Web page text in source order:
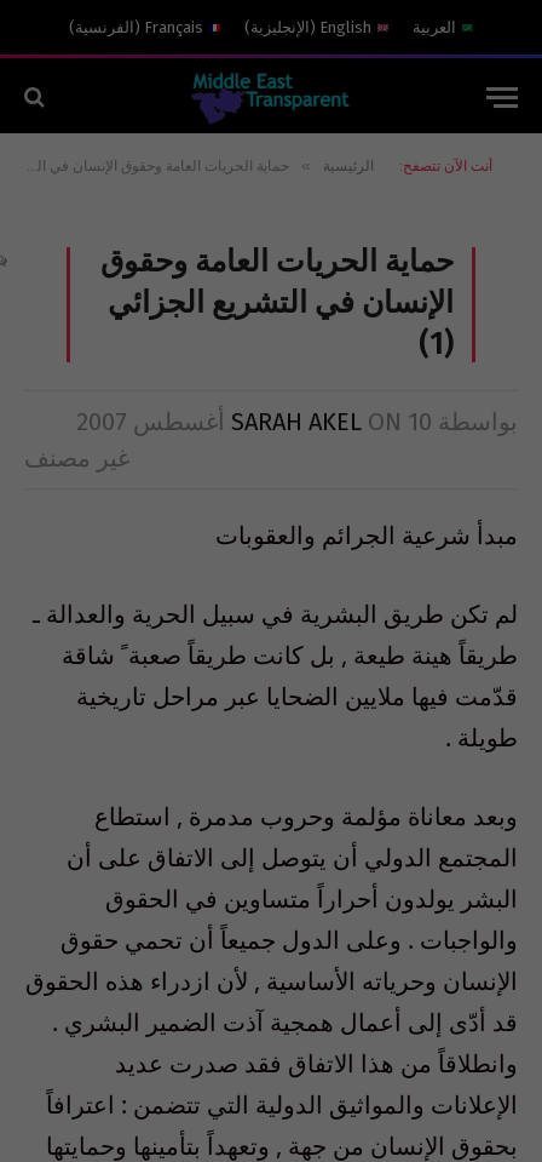
العربية English
( الإنجليزية)
Français
( الفرنسية)
أنت الآن تتصفح: الرئيسية » حماية الحريات العامة وحقوق الإنسان في التشريع الجزائي (1)
حماية الحريات العامة وحقوق
الإنسان في التشريع الجزائي
(1)
بواسطة SARAH AKEL ON 10 أغسطس 2007
غير مصنف
مبدأ شرعية الجرائم والعقوبات
لم تكن طريق البشرية في سبيل الحرية والعدالة ـ
طريقاً هينة طيعة , بل كانت طريقاً صعبة ً شاقة
قدّمت فيها ملايين الضحايا عبر مراحل تاريخية
طويلة .
وبعد معاناة مؤلمة وحروب مدمرة , استطاع
المجتمع الدولي أن يتوصل إلى الاتفاق على أن
البشر يولدون أحراراً متساوين في الحقوق
والواجبات . وعلى الدول جميعاً أن تحمي حقوق
الإنسان وحرياته الأساسية , لأن ازدراء هذه الحقوق
قد أدّى إلى أعمال همجية آذت الضمير البشري .
وانطلاقاً من هذا الاتفاق فقد صدرت عديد
الإعلانات والمواثيق الدولية التي تتضمن : اعترافاً
بحقوق الإنسان من جهة , وتعهداً بتأمينها وحمايتها